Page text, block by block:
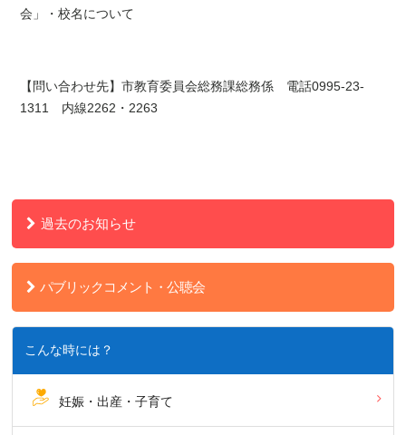
会」・校名について
【問い合わせ先】市教育委員会総務課総務係電話0995-23-
1311 内線2262・2263
過去のお知らせ
パブリックコメント・公聴会
こんな時には？
妊娠・出産・子育て